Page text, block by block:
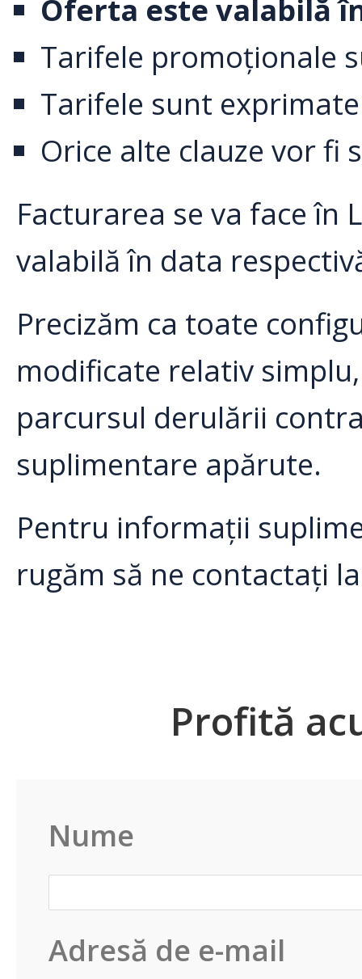
Oferta este valabilă
Tarifele promoționale
Tarifele sunt exprimate
Orice alte clauze vor
Facturarea se va face în
valabilă în data
Precizăm ca toate
modificate relativ
parcursul derulării
suplimentare apărute.
Pentru informații
rugăm să ne contactați
Profită
Nume
Adresă de e-mail